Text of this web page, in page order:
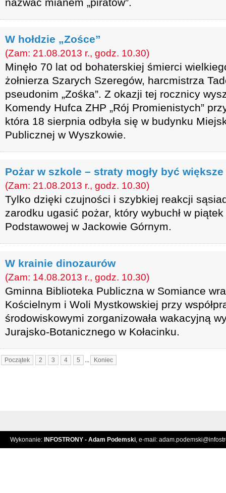
W hołdzie „Zośce”
(Zam: 21.08.2013 r., godz. 10.30)
Minęło 70 lat od bohaterskiej śmierci
żołnierza Szarych Szeregów, harcmistrza
pseudonim „Zośka”. Z okazji tej rocznicy
Komendy Hufca ZHP „Rój Promienistych”
która 18 sierpnia odbyła się w budynku
Publicznej w Wyszkowie.
Pożar w szkole – straty mogły być większe
(Zam: 21.08.2013 r., godz. 10.30)
Tylko dzięki czujności i szybkiej reakcji
zarodku ugasić pożar, który wybuchł w
Podstawowej w Jackowie Górnym.
W krainie dinozaurów
(Zam: 14.08.2013 r., godz. 10.30)
Gminna Biblioteka Publiczna w Somiance
Kościelnym i Woli Mystkowskiej przy
środowiskowymi zorganizowała wakacyjną
Jurajsko-Botanicznego w Kołacinku.
Początek 2 3 4 5 ... Koniec
Wykonanie: INFOSTRONY - Adam Podemski, e-mail: